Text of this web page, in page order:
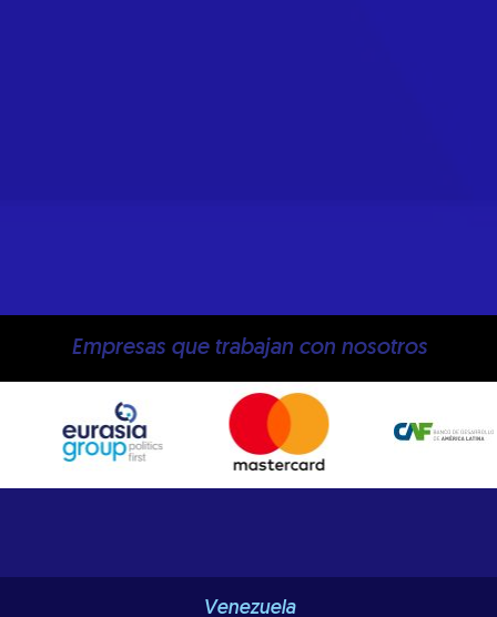
Empresas que trabajan con nosotros
Venezuela